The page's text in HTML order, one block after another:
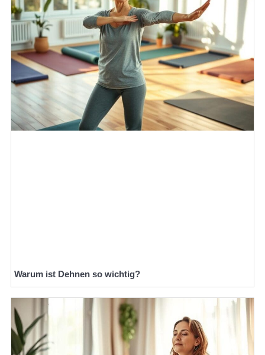
Warum ist Dehnen so wichtig?